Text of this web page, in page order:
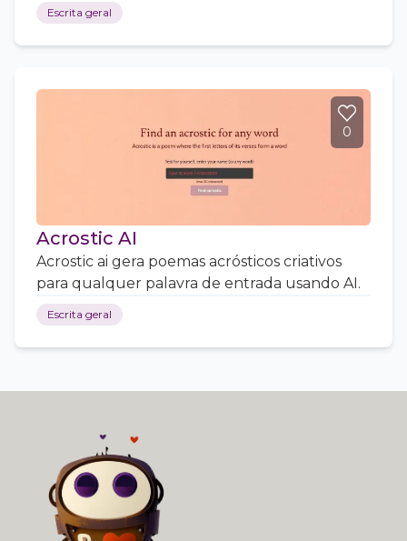
Escrita geral
0
Acrostic AI
Acrostic ai gera poemas acrósticos criativos
para qualquer palavra de entrada usando AI.
Escrita geral